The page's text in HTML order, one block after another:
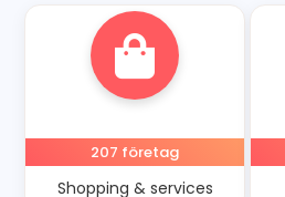
207 företag
Shopping & services